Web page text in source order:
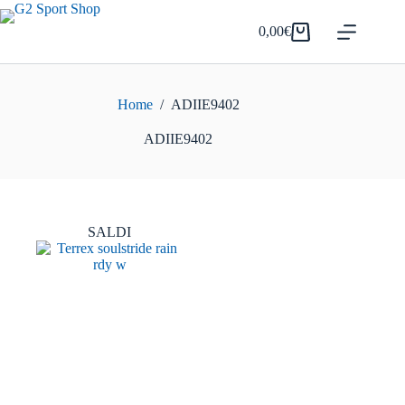
Salta
al
Carrello
0,00€
Home / ADIIE9402
ADIIE9402
SALDI